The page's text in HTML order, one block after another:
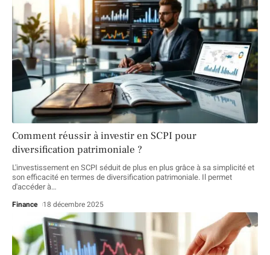
Comment réussir à investir en SCPI pour
diversification patrimoniale ?
L'investissement en SCPI séduit de plus en plus grâce à sa simplicité et
son efficacité en termes de diversification patrimoniale. Il permet
d'accéder à…
Finance 18 décembre 2025